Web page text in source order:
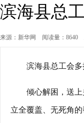
滨海县总
来源：新华网 阅读量：8640
滨海县总工会
倾心解困，送
立全覆盖、无死角